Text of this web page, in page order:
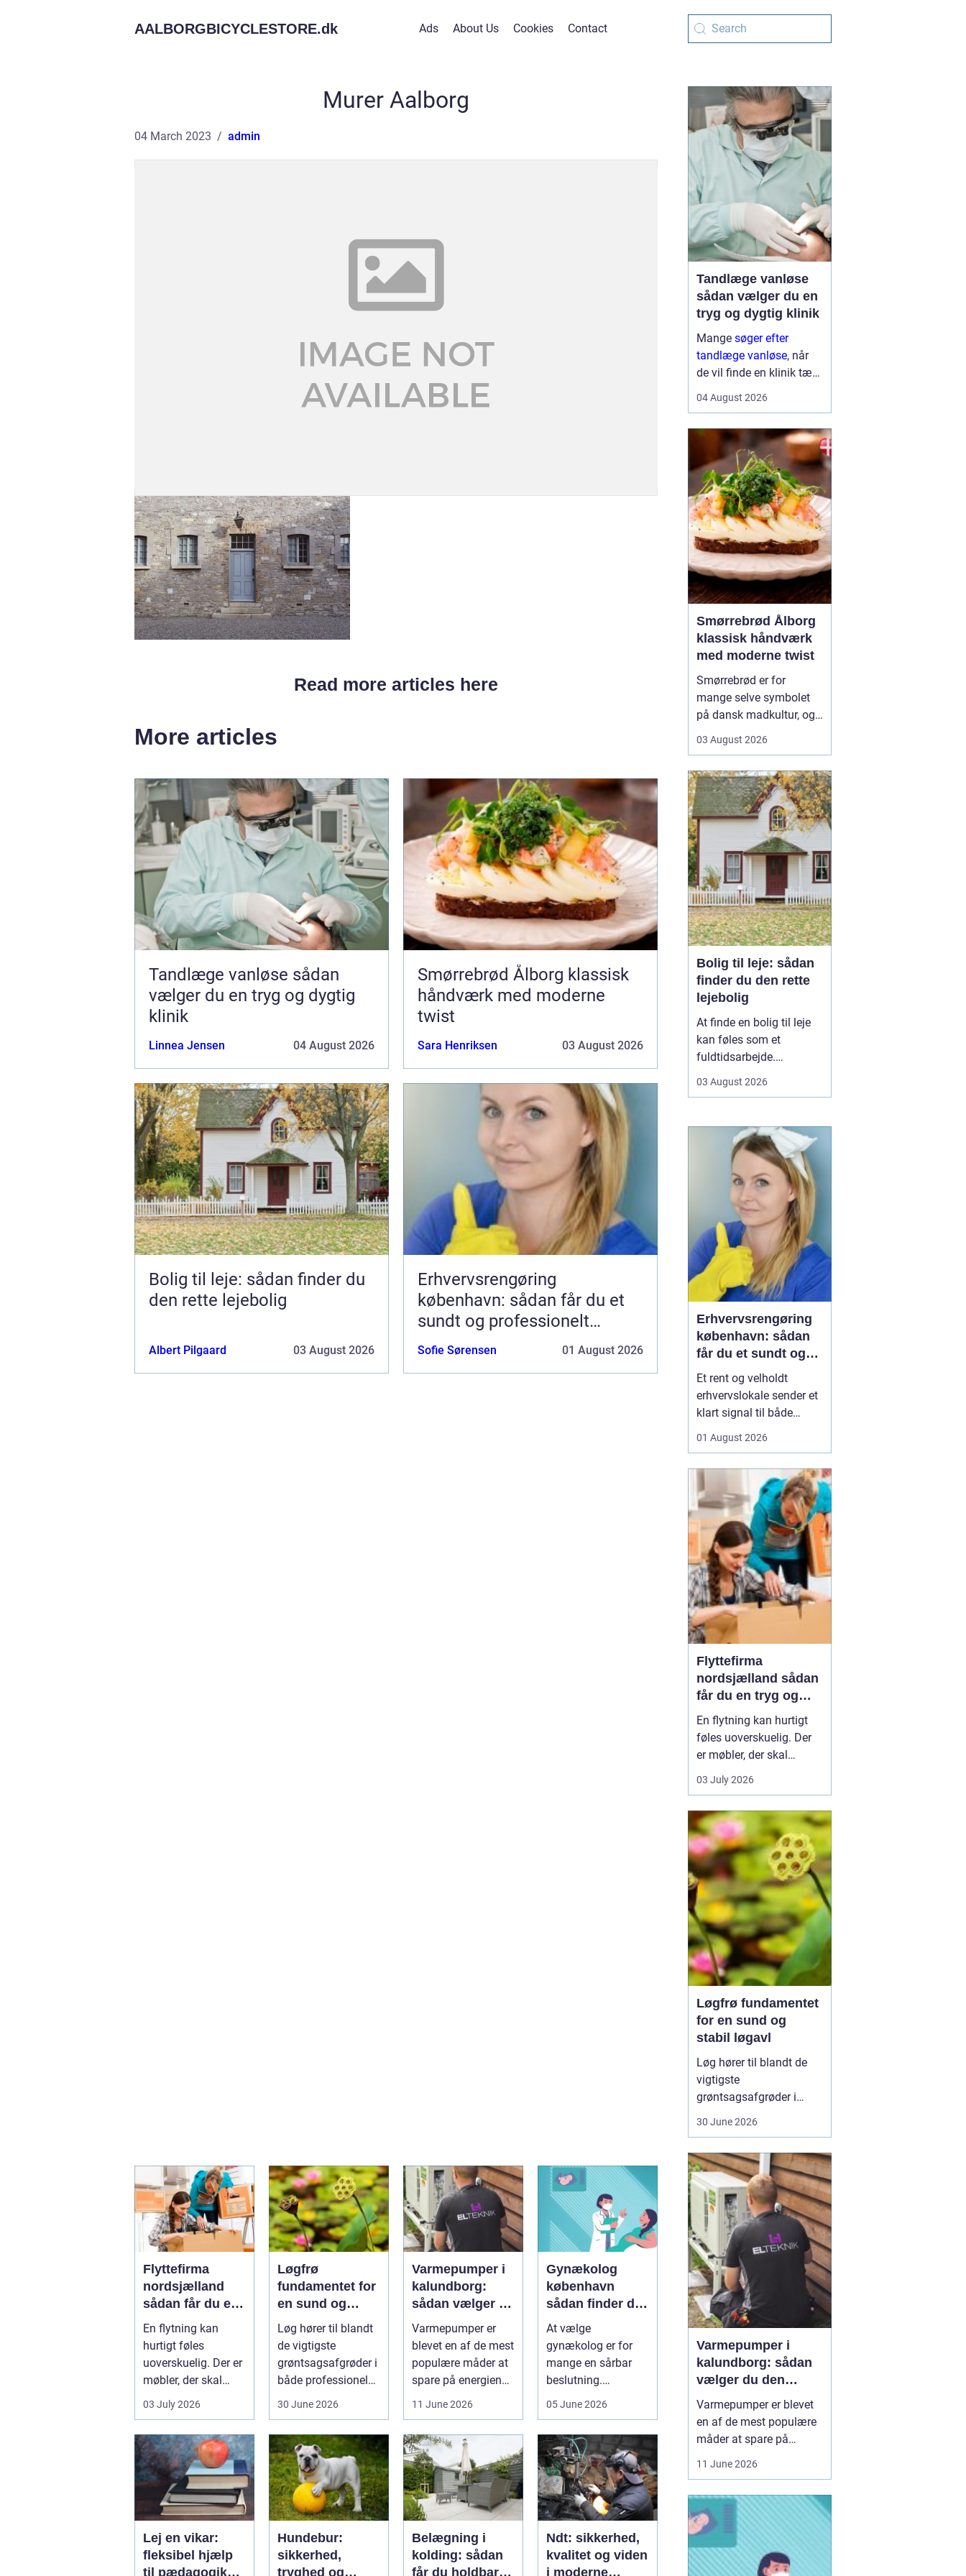
AALBORGBICYCLESTORE.dk Ads About Us Cookies Contact
Murer Aalborg
04 March 2023 admin
Read more articles here
More articles
Tandlæge vanløse sådan
vælger du en tryg og dygtig
klinik
Linnea Jensen 04 August 2026
Smørrebrød Ålborg klassisk
håndværk med moderne
twist
Sara Henriksen 03 August 2026
Bolig til leje: sådan finder du
den rette lejebolig
Albert Pilgaard 03 August 2026
Erhvervsrengøring
københavn: sådan får du et
sundt og professionelt
arbejdsmiljø
Sofie Sørensen 01 August 2026
Flyttefirma
nordsjælland
sådan får du en
tryg og effektiv
flytning
En flytning kan
hurtigt føles
uoverskuelig. Der er
møbler, der skal
bæres, kasser der
skal pakkes, o...
03 July 2026
Løgfrø
fundamentet for
en sund og
stabil løgavl
Løg hører til blandt
de vigtigste
grøntsagsafgrøder i
både professionel
og hobbybaseret
30 June 2026
Varmepumper i
kalundborg:
sådan vælger du
den rigtige
løsning
Varmepumper er
blevet en af de mest
populære måder at
spare på energien
og få et bedre
11 June 2026
Gynækolog
københavn
sådan finder du
tryg og
professionel
hjælp
At vælge
gynækolog er for
mange en sårbar
beslutning.
Undersøgelser og
foregår i intime...
05 June 2026
Lej en vikar:
fleksibel hjælp
til pædagogik
Hundebur:
sikkerhed,
tryghed og
Belægning i
kolding: sådan
får du holdbare
Ndt: sikkerhed,
kvalitet og viden
i moderne
Tandlæge vanløse
sådan vælger du en
tryg og dygtig klinik
Mange søger efter
tandlæge vanløse, når
de vil finde en klinik tæt
fagligt stærk og god til
flere handler valget ikke
kun om pris og
beliggenhed, men i h...
04 August 2026
Smørrebrød Ålborg
klassisk håndværk
med moderne twist
Smørrebrød er for
mange selve symbolet
på dansk madkultur, og i
i bedste velgående. Her
klassiske stykker med
sild, æg og rejer og nyere
udgaver med grøntsager,
specialiteter fra lokale
slagtere og kre...
03 August 2026
Bolig til leje: sådan
finder du den rette
lejebolig
At finde en bolig til leje
kan føles som et
fuldtidsarbejde.
priserne varierer, og det
gennemskue, hvad du
egentlig får for pengene.
Samtidig fylder
spørgsmål om
beliggenhed, ...
03 August 2026
Erhvervsrengøring
københavn: sådan
får du et sundt og
professionelt
arbejdsmiljø
Et rent og velholdt
erhvervslokale sender et
klart signal til både
Mange virksomheder i
først værdien af
professionel rengøring,
når støvniveauet stiger,
medarbejdere klager
over indeklimaet, eller
kunder kom...
01 August 2026
Flyttefirma
nordsjælland sådan
får du en tryg og
effektiv flytning
En flytning kan hurtigt
føles uoverskuelig. Der
er møbler, der skal
bæres, kasser der skal
pakkes, og ofte en stram
Mange i Nordsjælland
vælger derfor at bruge et
professionelt flyttefirma,
som kan tage sig af det
tunge arbej...
03 July 2026
Løgfrø fundamentet
for en sund og
stabil løgavl
Løg hører til blandt de
vigtigste
grøntsagsafgrøder i
ensartet løg ligger et
veludvikletLøgfrø, som
er tilpasset klima,
jordtype og
dyrkningssy...
30 June 2026
Varmepumper i
kalundborg: sådan
vælger du den
rigtige løsning
Varmepumper er blevet
en af de mest populære
måder at spare på
Kalundborg står over for
samme spørgsmål: Skal
vi skifte den gamle
varmekilde ud, og er en
11 June 2026